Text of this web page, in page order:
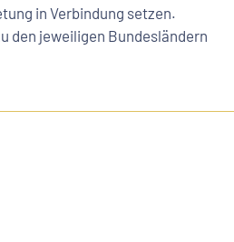
in Verbindung setzen.
den jeweiligen Bundesländern